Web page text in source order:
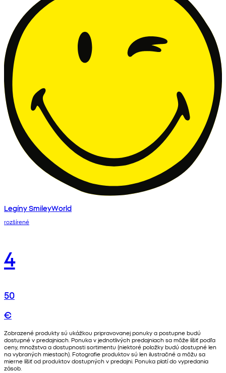
Legíny SmileyWorld
rozšírené
4
50
€
Zobrazené produkty sú ukážkou pripravovanej ponuky a postupne budú
dostupné v predajniach. Ponuka v jednotlivých predajniach sa môže líšiť podľa
ceny, množstva a dostupnosti sortimentu (niektoré položky budú dostupné len
na vybraných miestach). Fotografie produktov sú len ilustračné a môžu sa
mierne líšiť od produktov dostupných v predajni. Ponuka platí do vypredania
zásob.